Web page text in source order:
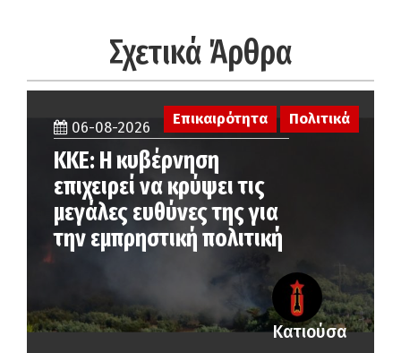
Σχετικά Άρθρα
Επικαιρότητα Πολιτικά
06-08-2026
ΚΚΕ: Η κυβέρνηση
επιχειρεί να κρύψει τις
μεγάλες ευθύνες της για
την εμπρηστική πολιτική
Κατιούσα